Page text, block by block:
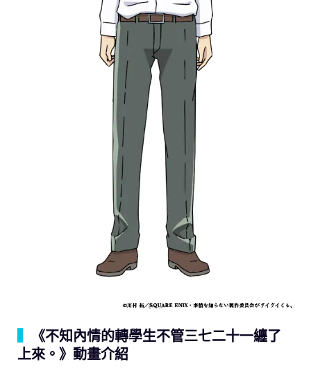
《不知內情的轉學生不管三七二十一纏了
上來。》動畫介紹